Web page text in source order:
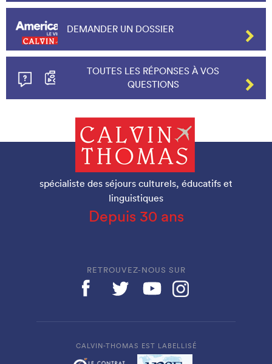
DEMANDER UN DOSSIER
TOUTES LES RÉPONSES À VOS
QUESTIONS
spécialiste des séjours culturels, éducatifs et
linguistiques
Depuis 30 ans
RETROUVEZ-NOUS SUR
CALVIN-THOMAS EST LABELLISÉ